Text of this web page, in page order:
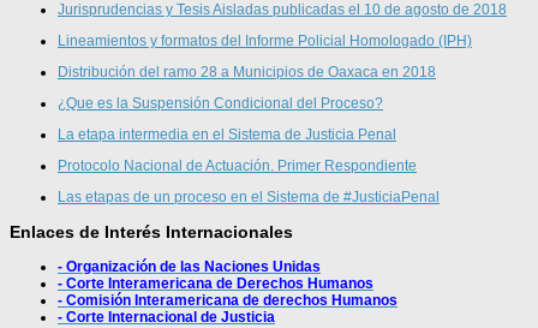
Jurisprudencias y Tesis Aisladas publicadas el 10 de agosto de 2018
Lineamientos y formatos del Informe Policial Homologado (IPH)
Distribución del ramo 28 a Municipios de Oaxaca en 2018
¿Que es la Suspensión Condicional del Proceso?
La etapa intermedia en el Sistema de Justicia Penal
Protocolo Nacional de Actuación. Primer Respondiente
Las etapas de un proceso en el Sistema de #JusticiaPenal
Enlaces de Interés Internacionales
- Organización de las Naciones Unidas
- Corte Interamericana de Derechos Humanos
- Comisión Interamericana de derechos Humanos
- Corte Internacional de Justicia